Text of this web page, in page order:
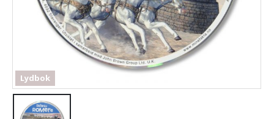
Lydbok